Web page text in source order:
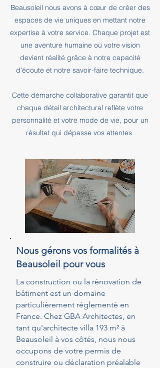
Beausoleil nous avons à cœur de créer des
espaces de vie uniques en mettant notre
expertise à votre service. Chaque projet est
une aventure humaine où votre vision
devient réalité grâce à notre capacité
d'écoute et notre savoir-faire technique.
Cette démarche collaborative garantit que
chaque détail architectural reflète votre
personnalité et votre mode de vie, pour un
résultat qui dépasse vos attentes.
Nous gérons vos formalités à
Beausoleil pour vous
La construction ou la rénovation de
bâtiment est un domaine
particulièrement réglementé en
France. Chez GBA Architectes, en
tant qu'architecte villa 193 m² à
Beausoleil à vos côtés, nous nous
occupons de votre permis de
construire ou déclaration préalable